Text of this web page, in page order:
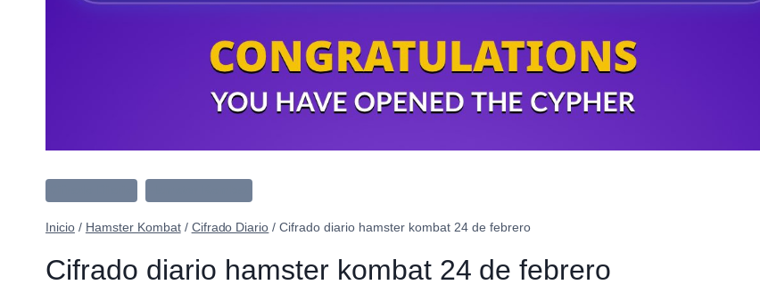
Inicio / Hamster Kombat / Cifrado Diario / Cifrado diario hamster kombat 24 de febrero
Cifrado diario hamster kombat 24 de febrero